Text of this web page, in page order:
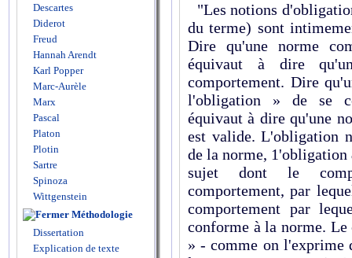
Descartes
Diderot
Freud
Hannah Arendt
Karl Popper
Marc-Aurèle
Marx
Pascal
Platon
Plotin
Sartre
Spinoza
Wittgenstein
Méthodologie
Dissertation
Explication de texte
"Les notions
du terme) sont
Dire qu'une norme
équivaut à dire
comportement. Dire
l'obligation » de se
équivaut à dire qu'une
est valide. L'obligation
de la norme, 1'obligation
sujet dont le
comportement, par
comportement par
conforme à la norme.
» - comme on l'exprime